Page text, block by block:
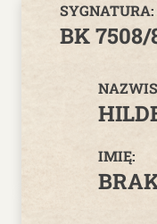
SYGNATURA:
BK 7508/
IMIĘ: